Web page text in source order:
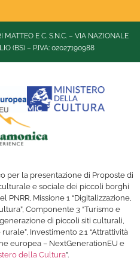
MATTEO E C. S.N.C. – VIA NAZIONALE
(BS) – P.IVA: 02027190988
per la presentazione di Proposte di
e sociale dei piccoli borghi
PNRR, Missione 1 “Digitalizzazione,
Componente 3 “Turismo e
di piccoli siti culturali,
Investimento 2.1 “Attrattività
europea – NextGenerationEU e
della Cultura”.